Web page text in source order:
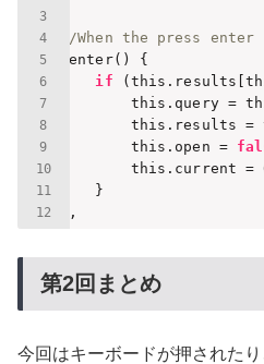
//When the press enter
enter() {
if
this.query =
this.results =
        this.open =
        this.current =
    }
},
第2回まとめ
今回はキーボードが押された